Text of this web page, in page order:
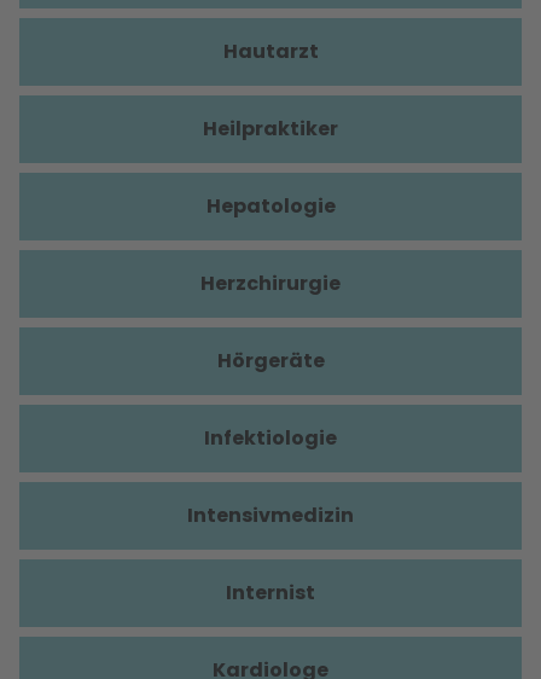
Hautarzt
Heilpraktiker
Hepatologie
Herzchirurgie
Hörgeräte
Infektiologie
Intensivmedizin
Internist
Kardiologe